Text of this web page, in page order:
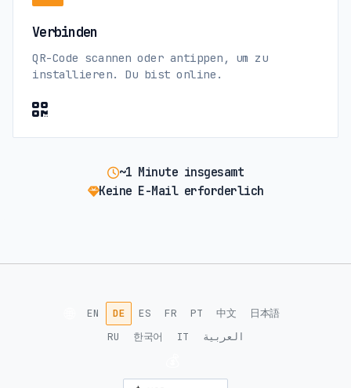
Verbinden
QR-Code scannen oder antippen, um zu
installieren. Du bist online.
~1 Minute insgesamt
Keine E-Mail erforderlich
EN DE ES FR PT 中文
日本語
RU
한국어 IT العربية